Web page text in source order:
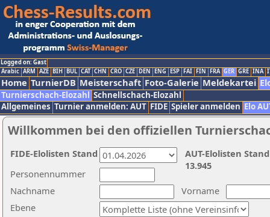
Logged on: Gast
Arabic ARM AZE BIH BUL CAT CHN CRO CZE DEN ENG ESP FAI FIN FRA GER GRE INA
Home TurnierDB Meisterschaft Foto-Galerie Meldekartei
Turnierschach-Elozahl Schnellschach-Elozahl
Allgemeines Turnier anmelden: AUT FIDE Spieler anmelden Elo
Willkommen bei den offiziellen
Nachname
Vorname
Ebene
Personennummer
AUT-Elolisten
13.945
FIDE-Elolisten Stand